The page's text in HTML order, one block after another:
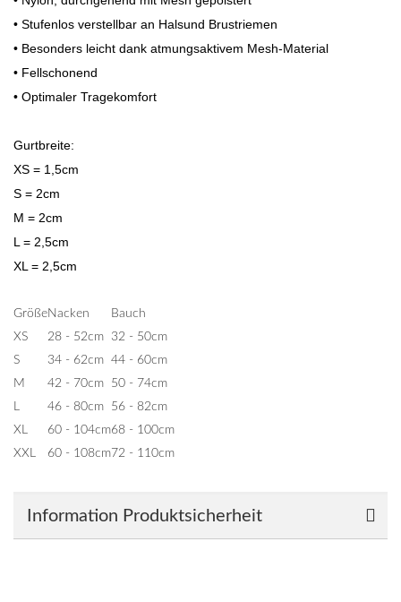
• Stufenlos verstellbar an Halsund Brustriemen
• Besonders leicht dank atmungsaktivem Mesh-Material
• Fellschonend
• Optimaler Tragekomfort
Gurtbreite:
XS = 1,5cm
S = 2cm
M = 2cm
L = 2,5cm
XL = 2,5cm
GrößeNacken
Bauch
XS
28 - 52cm
32 - 50cm
S
34 - 62cm 44 - 60cm
M
42 - 70cm
50 - 74cm
46 - 80cm
56 - 82cm
XL
60 - 104cm68 - 100cm
XXL
60 - 108cm72 - 110cm
Information Produktsicherheit